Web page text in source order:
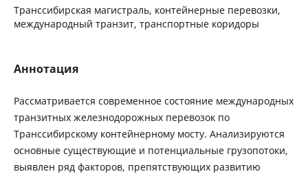
Транссибирская магистраль, контейнерные перевозки,
международный транзит, транспортные коридоры
Аннотация
Рассматривается современное состояние международных
транзитных железнодорожных перевозок по
Транссибирскому контейнерному мосту. Анализируются
основные существующие и потенциальные грузопотоки,
выявлен ряд факторов, препятствующих развитию